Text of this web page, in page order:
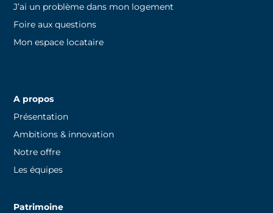
J’ai un problème dans mon logement
Foire aux questions
Mon espace locataire
A propos
Présentation
Ambitions & innovation
Notre offre
Les équipes
Patrimoine